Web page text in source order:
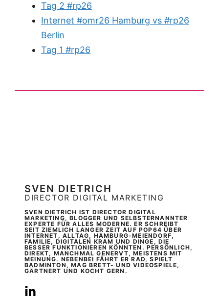
Tag 2 #rp26
Internet #omr26 Hamburg vs #rp26
Berlin
Tag 1 #rp26
SVEN DIETRICH
DIRECTOR DIGITAL MARKETING
SVEN DIETRICH IST DIRECTOR DIGITAL
MARKETING, BLOGGER UND SELBSTERNANNTER
EXPERTE FÜR ALLES MODERNE. ER SCHREIBT
SEIT ZIEMLICH LANGER ZEIT AUF POP64 ÜBER
INTERNET, ALLTAG, HAMBURG-MEIENDORF,
FAMILIE, DIGITALEN KRAM UND DINGE, DIE
BESSER FUNKTIONIEREN KÖNNTEN. PERSÖNLICH,
DIREKT, MANCHMAL GENERVT, MEISTENS MIT
MEINUNG. NEBENBEI FÄHRT ER RAD, SPIELT
BADMINTON, MAG BRETT- UND VIDEOSPIELE,
GÄRTNERT UND KOCHT GERN.